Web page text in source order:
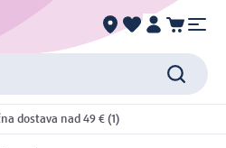
dostava nad 49 € (1)